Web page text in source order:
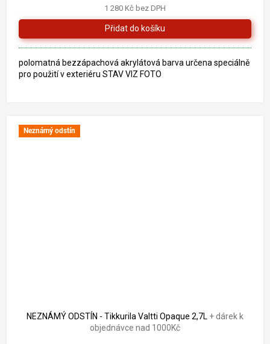
1 280 Kč bez DPH
polomatná bezzápachová akrylátová barva určena speciálně
pro použití v exteriéru STAV VIZ FOTO
Neznámý odstín
NEZNÁMÝ ODSTÍN - Tikkurila Valtti Opaque 2,7L + dárek k
objednávce nad 1000Kč